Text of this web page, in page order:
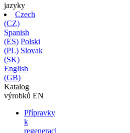
jazyky
Czech
(CZ)
Spanish
(ES) Polski
(PL) Slovak
(SK)
English
(GB)
Katalog
výrobků EN
Přípravky
k
regeneraci